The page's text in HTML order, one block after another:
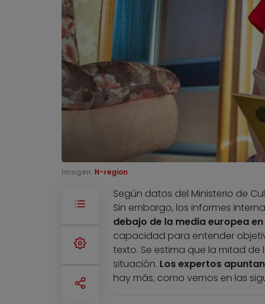
Imagen: N-region
Según datos del Ministerio de
Sin embargo, los informes
debajo de la media europea
capacidad para entender
texto. Se estima que la mitad de
situación. Los expertos
hay más, como vemos en las